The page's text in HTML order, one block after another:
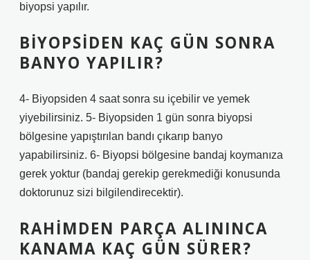
biyopsi yapılır.
BIYOPSIDEN KAÇ GÜN SONRA
BANYO YAPILIR?
4- Biyopsiden 4 saat sonra su içebilir ve yemek
yiyebilirsiniz. 5- Biyopsiden 1 gün sonra biyopsi
bölgesine yapıştırılan bandı çıkarıp banyo
yapabilirsiniz. 6- Biyopsi bölgesine bandaj koymanıza
gerek yoktur (bandaj gerekip gerekmediği konusunda
doktorunuz sizi bilgilendirecektir).
RAHIMDEN PARÇA ALININCA
KANAMA KAÇ GÜN SÜRER?